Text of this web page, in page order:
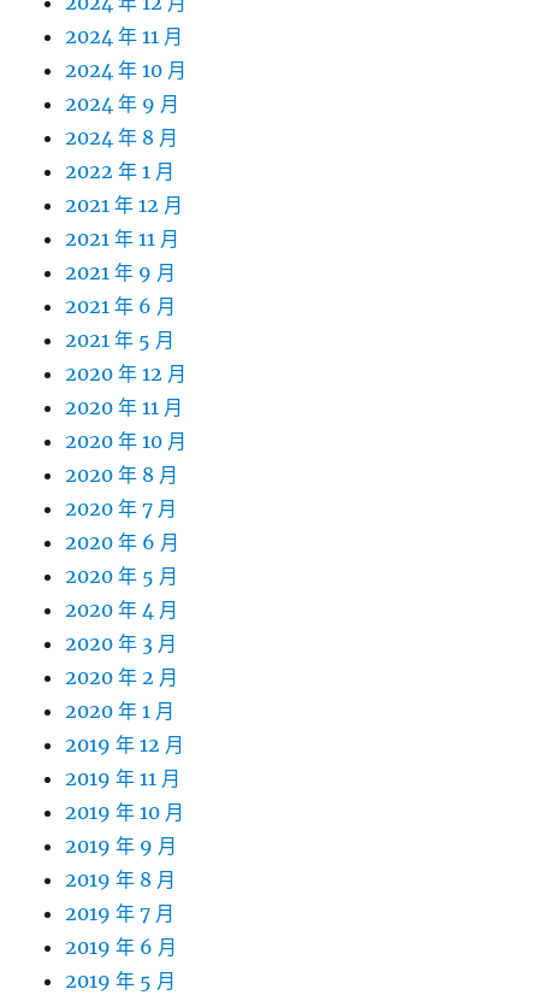
2024 年 11 月
2024 年 10 月
2024 年 9 月
2024 年 8 月
2022 年 1 月
2021 年 12 月
2021 年 11 月
2021 年 9 月
2021 年 6 月
2021 年 5 月
2020 年 12 月
2020 年 11 月
2020 年 10 月
2020 年 8 月
2020 年 7 月
2020 年 6 月
2020 年 5 月
2020 年 4 月
2020 年 3 月
2020 年 2 月
2020 年 1 月
2019 年 12 月
2019 年 11 月
2019 年 10 月
2019 年 9 月
2019 年 8 月
2019 年 7 月
2019 年 6 月
2019 年 5 月